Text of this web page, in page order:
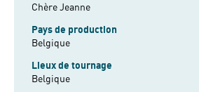
Chère Jeanne
Pays de production
Belgique
Lieux de tournage
Belgique